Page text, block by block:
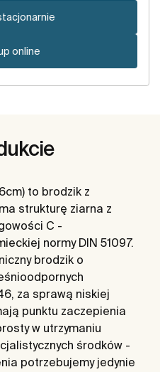
online
to brodzik z
strukturę ziarna z
C -
normy DIN 51097.
brodzik o
za sprawą niskiej
punktu zaczepienia
w utrzymaniu
środków -
potrzebujemy jedynie